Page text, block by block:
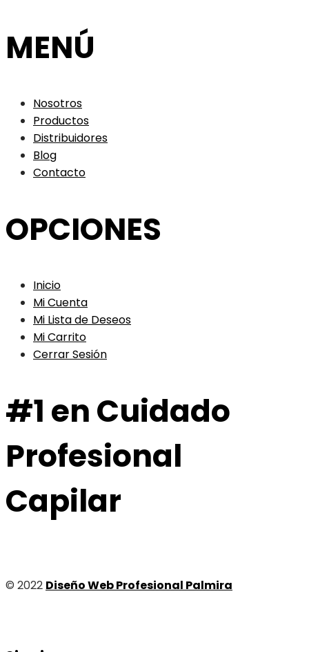
MENÚ
Nosotros
Productos
Distribuidores
Blog
Contacto
OPCIONES
Inicio
Mi Cuenta
Mi Lista de Deseos
Mi Carrito
Cerrar Sesión
#1 en Cuidado
Profesional
Capilar
© 2022 Diseño Web Profesional Palmira